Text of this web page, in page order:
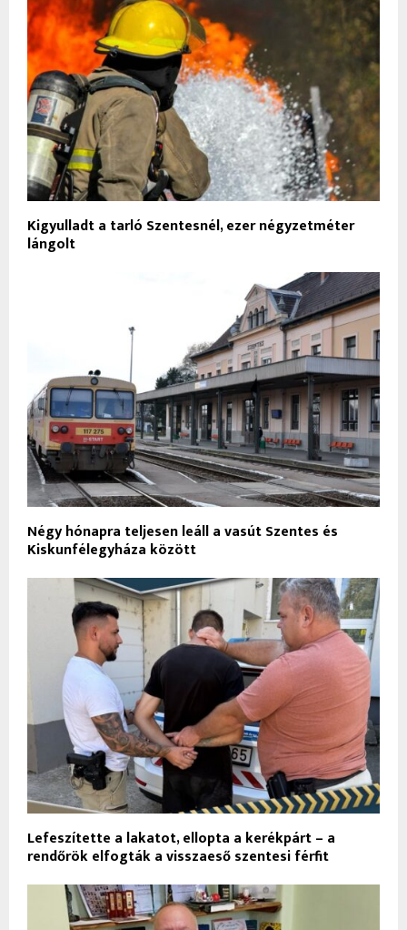
Kigyulladt a tarló Szentesnél, ezer négyzetméter
lángolt
Négy hónapra teljesen leáll a vasút Szentes és
Kiskunfélegyháza között
Lefeszítette a lakatot, ellopta a kerékpárt – a
rendőrök elfogták a visszaeső szentesi férfit